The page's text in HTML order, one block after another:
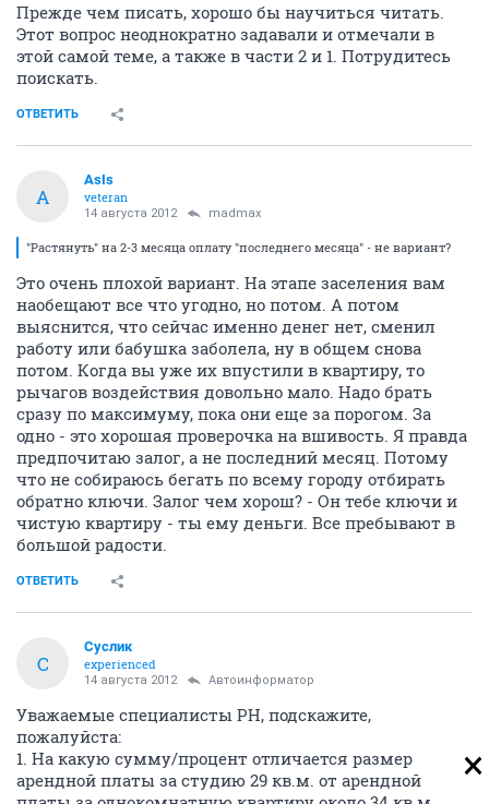
Прежде чем писать, хорошо бы научиться читать.
Этот вопрос неоднократно задавали и отмечали в
этой самой теме, а также в части 2 и 1. Потрудитесь
поискать.
ОТВЕТИТЬ
A
AsIs
veteran
14 августа 2012 madmax
"Растянуть" на 2-3 месяца оплату "последнего месяца" - не вариант?
Это очень плохой вариант. На этапе заселения вам
наобещают все что угодно, но потом. А потом
выяснится, что сейчас именно денег нет, сменил
работу или бабушка заболела, ну в общем снова
потом. Когда вы уже их впустили в квартиру, то
рычагов воздействия довольно мало. Надо брать
сразу по максимуму, пока они еще за порогом. За
одно - это хорошая проверочка на вшивость. Я правда
предпочитаю залог, а не последний месяц. Потому
что не собираюсь бегать по всему городу отбирать
обратно ключи. Залог чем хорош? - Он тебе ключи и
чистую квартиру - ты ему деньги. Все пребывают в
большой радости.
ОТВЕТИТЬ
С
Суслик
experienced
14 августа 2012 Автоинформатор
Уважаемые специалисты РН, подскажите,
пожалуйста:
1. На какую сумму/процент отличается размер
арендной платы за студию 29 кв.м. от арендной